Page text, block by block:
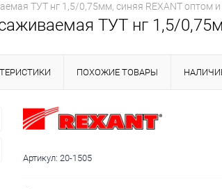
ТУТ нг 1,5/0,75мм, синяя REXANT оптом
ТУТ нг 1,5/
ПОХОЖИЕ ТОВАРЫ
Артикул: 20-1505